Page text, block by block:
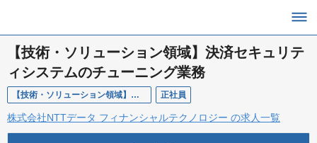
【技術・ソリューション領域】決済セキュリテ
ィシステムのチューニング業務
【技術・ソリューション領域】決済セキュリティシステムのチューニング業務 正社員
株式会社NTTデータ フィナンシャルテクノロジー の求人一覧